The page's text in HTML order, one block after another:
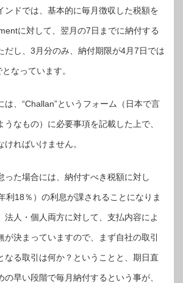
ンドでは、基本的に毎月徴収した税額を
に対して、翌月の7日までに納付する
だし、3月分のみ、納付期限が4月7日では
なっています。
は、“Challan”というフォーム（日本で言
うなもの）に必要事項を記載した上で、
ればいけません。
った場合には、納付すべき税額に対し
利18％）の利息が課されることになりま
法人・個人両方に対して、支払内容によ
が決まっていますので、まず自社の取引
なる取引は何か？ということと、期日直
の早い段階で毎月納付するという事が、